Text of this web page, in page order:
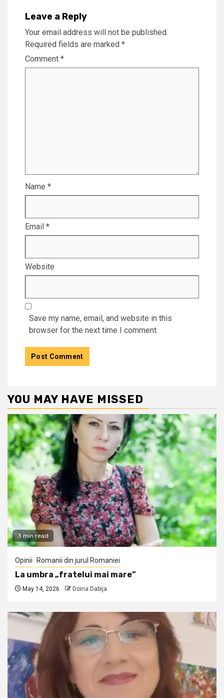
Leave a Reply
Your email address will not be published.
Required fields are marked *
Comment *
Name *
Email *
Website
Save my name, email, and website in this
browser for the next time I comment.
YOU MAY HAVE MISSED
3 min read
Opinii Romanii din jurul Romaniei
La umbra „fratelui mai mare”
May 14, 2026 Doina Dabija